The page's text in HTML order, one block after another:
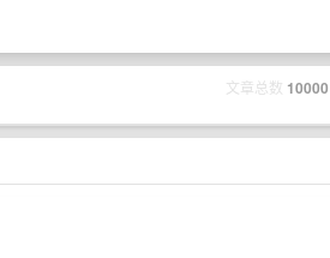
文章总数 10000